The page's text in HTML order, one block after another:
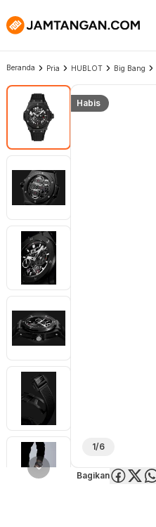
Beranda Pria HUBLOT Big Bang
Habis
1/6
Bagikan